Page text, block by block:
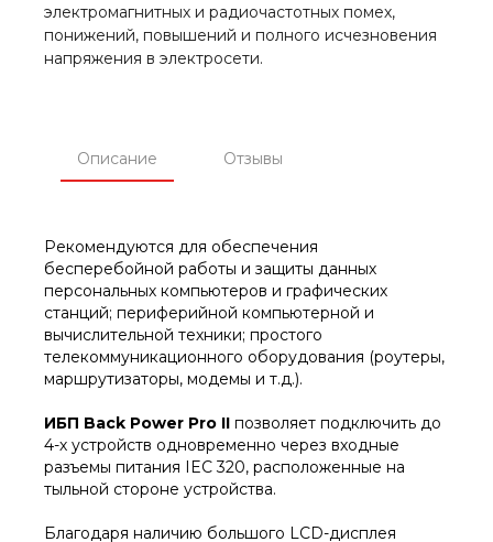
электромагнитных и радиочастотных помех,
понижений, повышений и полного исчезновения
напряжения в электросети.
Описание Отзывы
Рекомендуются для обеспечения
бесперебойной работы и защиты данных
персональных компьютеров и графических
станций; периферийной компьютерной и
вычислительной техники; простого
телекоммуникационного оборудования (роутеры,
маршрутизаторы, модемы и т.д.).
ИБП Back Power Pro II позволяет подключить до
4-х устройств одновременно через входные
разъемы питания IEC 320, расположенные на
тыльной стороне устройства.
Благодаря наличию большого LCD-дисплея